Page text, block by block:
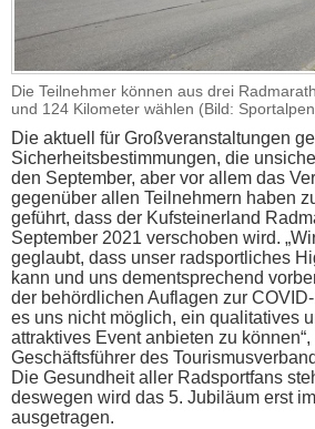
Die Teilnehmer können aus drei
und 124 Kilometer wählen (Bild:
Die aktuell für Großveranstaltungen
Sicherheitsbestimmungen, die
den September, aber vor allem das
gegenüber allen Teilnehmern haben
geführt, dass der Kufsteinerland
September 2021 verschoben wird.
geglaubt, dass unser radsportliches
kann und uns dementsprechend
der behördlichen Auflagen zur
es uns nicht möglich, ein qualitatives
attraktives Event anbieten zu
Geschäftsführer des
Die Gesundheit aller Radsportfans
deswegen wird das 5. Jubiläum erst
ausgetragen.